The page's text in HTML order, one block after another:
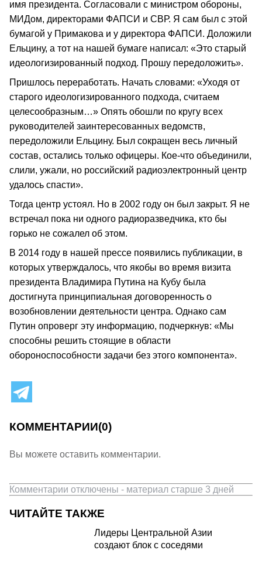
имя президента. Согласовали с министром обороны,
МИДом, директорами ФАПСИ и СВР. Я сам был с этой
бумагой у Примакова и у директора ФАПСИ. Доложили
Ельцину, а тот на нашей бумаге написал: «Это старый
идеологизированный подход. Прошу передоложить».
Пришлось переработать. Начать словами: «Уходя от
старого идеологизированного подхода, считаем
целесообразным…» Опять обошли по кругу всех
руководителей заинтересованных ведомств,
передоложили Ельцину. Был сокращен весь личный
состав, остались только офицеры. Кое-что объединили,
слили, ужали, но российский радиоэлектронный центр
удалось спасти».
Тогда центр устоял. Но в 2002 году он был закрыт. Я не
встречал пока ни одного радиоразведчика, кто бы
горько не сожалел об этом.
В 2014 году в нашей прессе появились публикации, в
которых утверждалось, что якобы во время визита
президента Владимира Путина на Кубу была
достигнута принципиальная договоренность о
возобновлении деятельности центра. Однако сам
Путин опроверг эту информацию, подчеркнув: «Мы
способны решить стоящие в области
обороноспособности задачи без этого компонента».
КОММЕНТАРИИ(0)
Вы можете оставить комментарии.
Комментарии отключены - материал старше 3 дней
ЧИТАЙТЕ ТАКЖЕ
Лидеры Центральной Азии
создают блок с соседями